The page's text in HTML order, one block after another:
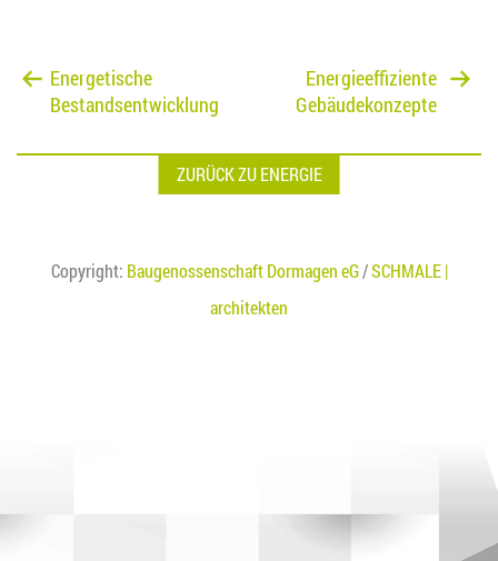
Energetische
Bestandsentwicklung
ZURÜCK ZU ENERGIE
Energieeffiziente
Gebäudekonzepte
Copyright: Baugenossenschaft Dormagen eG/SCHMALE |
architekten